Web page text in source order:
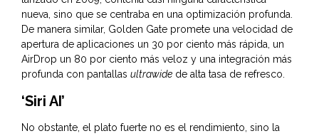
nueva, sino que se centraba en una optimización profunda.
De manera similar, Golden Gate promete una velocidad de
apertura de aplicaciones un 30 por ciento más rápida, un
AirDrop un 80 por ciento más veloz y una integración más
profunda con pantallas ultrawide de alta tasa de refresco.
‘Siri AI’
No obstante, el plato fuerte no es el rendimiento, sino la